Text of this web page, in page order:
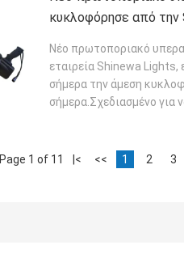
κυκλοφόρησε από την
Νέο πρωτοποριακό
εταιρεία Shinewa Lights,
σήμερα την άμεση
σήμερα.Σχεδιασμένο για
Page 1 of 11 |< << 1 2 3